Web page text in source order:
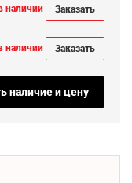
наличии Заказать
наличии Заказать
наличие и цену